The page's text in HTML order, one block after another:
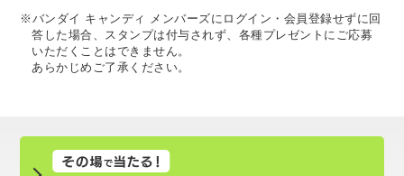
※バンダイ キャンディ メンバーズにログイン・会員登録せずに回
答した場合、スタンプは付与されず、各種プレゼントにご応募
いただくことはできません。
あらかじめご了承ください。